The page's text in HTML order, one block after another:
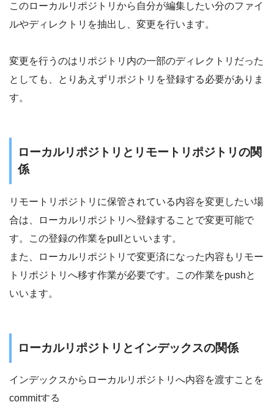
このローカルリポジトリから自分が編集したい分のファイ
ルやディレクトリを抽出し、変更を行います。
変更を行うのはリポジトリ内の一部のディレクトリだった
としても、とりあえずリポジトリを登録する必要がありま
す。
ローカルリポジトリとリモートリポジトリの関
係
リモートリポジトリに保管されている内容を変更したい場
合は、ローカルリポジトリへ登録することで変更可能で
す。この登録の作業をpullといいます。
また、ローカルリポジトリで変更済になった内容もリモー
トリポジトリへ移す作業が必要です。この作業をpushと
いいます。
ローカルリポジトリとインデックスの関係
インデックスからローカルリポジトリへ内容を渡すことを
commitする